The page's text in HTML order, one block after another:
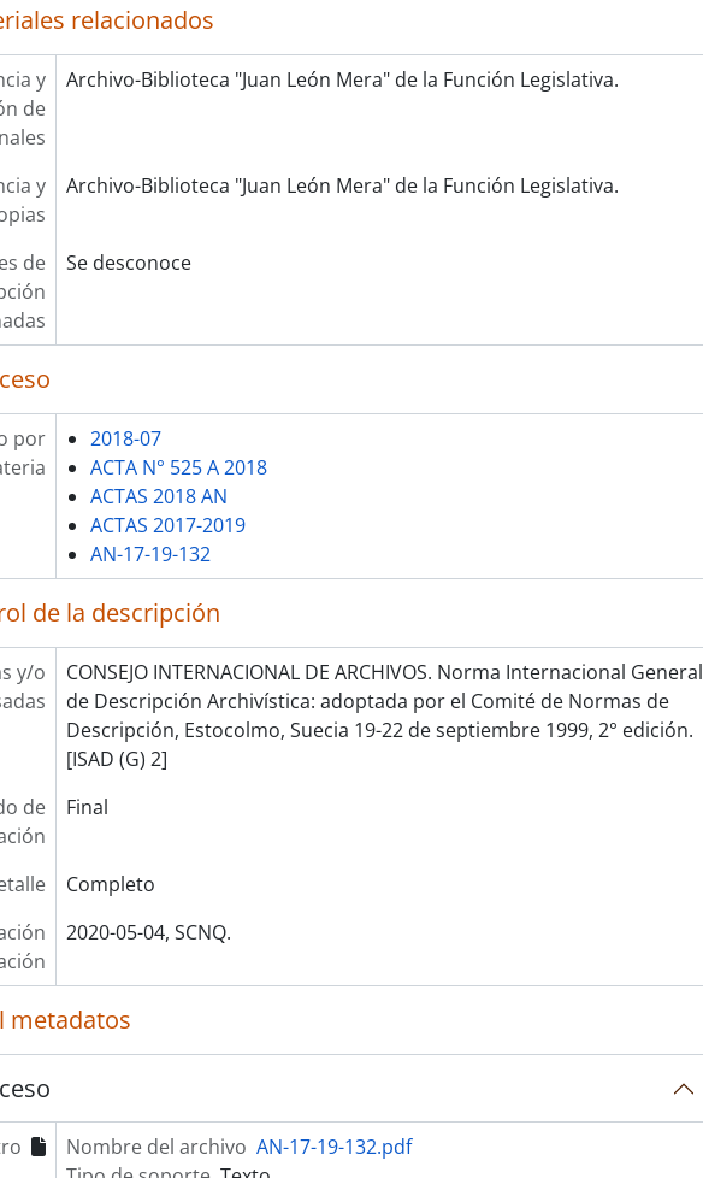
relacionados
y
de
Archivo-Biblioteca "Juan León Mera" de la Función Legislativa.
y
Archivo-Biblioteca "Juan León Mera" de la Función Legislativa.
de
Se desconoce
por
2018-07
ACTA N° 525 A 2018
ACTAS 2018 AN
ACTAS 2017-2019
AN-17-19-132
de la descripción
y/o
CONSEJO INTERNACIONAL DE ARCHIVOS. Norma Internacional General
de Descripción Archivística: adoptada por el Comité de Normas de
Descripción, Estocolmo, Suecia 19-22 de septiembre 1999, 2° edición.
[ISAD (G) 2]
de
Final
Completo
2020-05-04, SCNQ.
metadatos
Nombre del archivo AN-17-19-132.pdf